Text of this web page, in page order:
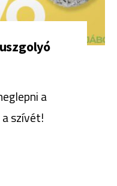
a
szívét!